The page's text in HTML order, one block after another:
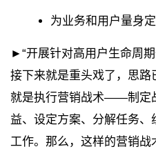
为业务和用户量身
►“开展针对高用户生命周
接下来就是重头戏了，思
就是执行营销战术——制定
益、设定方案、分解任务
工作。那么，这样的营销战